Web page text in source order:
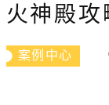
火神殿攻
案例中心